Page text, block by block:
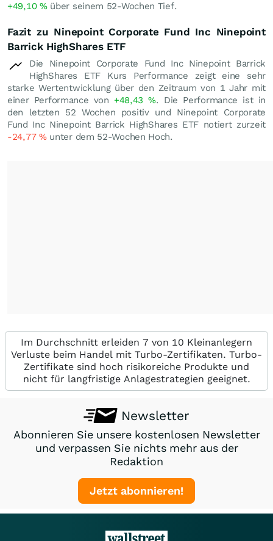
+49,10 %über seinem 52-Wochen Tief.
Fazit zu Ninepoint Corporate Fund Inc Ninepoint
Barrick HighShares ETF
Die Ninepoint Corporate Fund Inc Ninepoint Barrick
HighShares ETF Kurs Performance zeigt eine sehr
starke Wertentwicklung über den Zeitraum von 1 Jahr mit
einer Performance von +48,43%. Die Performance ist in
den letzten 52 Wochen positiv und Ninepoint Corporate
Fund Inc Ninepoint Barrick HighShares ETF notiert zurzeit
-24,77 %unter dem 52-Wochen Hoch.
Im Durchschnitt erleiden 7 von 10 Kleinanlegern
Verluste beim Handel mit Turbo-Zertifikaten. Turbo-
Zertifikate sind hoch risikoreiche Produkte und
nicht für langfristige Anlagestrategien geeignet.
Newsletter
Abonnieren Sie unsere kostenlosen Newsletter
und verpassen Sie nichts mehr aus der
Redaktion
Jetzt abonnieren!